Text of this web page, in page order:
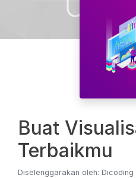
Buat
Terbaikmu
Diselenggarakan oleh: Dicoding